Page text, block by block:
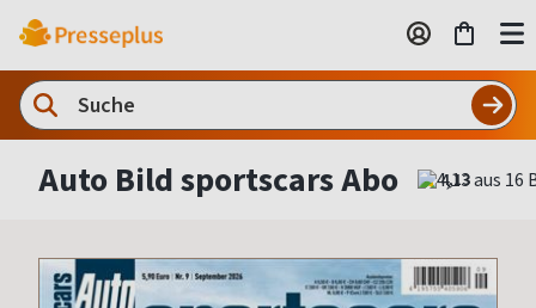
Auto Bild sportscars Abo 4,13